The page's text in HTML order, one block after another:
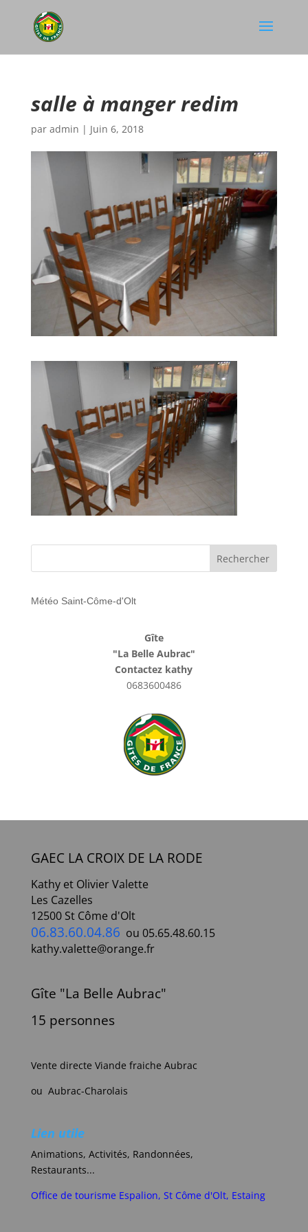
salle à manger redim
par admin | Juin 6, 2018
Météo Saint-Côme-d'Olt
Gîte
"La Belle Aubrac"
Contactez kathy
0683600486
GAEC LA CROIX DE LA RODE
Kathy et Olivier Valette
Les Cazelles
12500 St Côme d'Olt
06.83.60.04.86 ou 05.65.48.60.15
kathy.valette@orange.fr
Gîte "La Belle Aubrac"
15 personnes
Vente directe Viande fraiche Aubrac
ou Aubrac-Charolais
Lien utile
Animations, Activités, Randonnées,
Restaurants...
Office de tourisme Espalion, St Côme d'Olt, Estaing